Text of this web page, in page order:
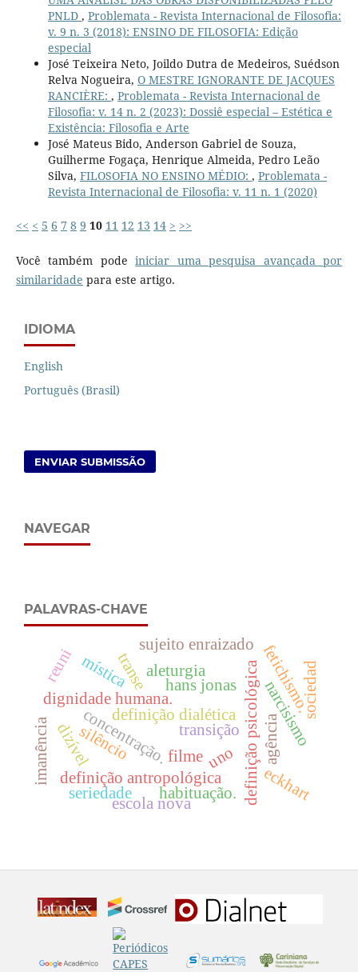
PNLD , Problemata - Revista Internacional de Filosofia:
v. 9 n. 3 (2018): ENSINO DE FILOSOFIA: Edição
especial
José Teixeira Neto, Joildo Dutra de Medeiros, Suédson
Relva Nogueira, O MESTRE IGNORANTE DE JACQUES
RANCIÈRE: , Problemata - Revista Internacional de
Filosofia: v. 14 n. 2 (2023): Dossiê especial – Estética e
Existência: Filosofia e Arte
José Mateus Bido, Anderson Gabriel de Souza,
Guilherme Fogaça, Henrique Almeida, Pedro Leão
Silva, FILOSOFIA NO ENSINO MÉDIO: , Problemata -
Revista Internacional de Filosofia: v. 11 n. 1 (2020)
<< < 5 6 7 8 9 10 11 12 13 14 > >>
Você também podeiniciar uma pesquisa avançada por
similaridade para este artigo.
IDIOMA
English
Português (Brasil)
ENVIAR SUBMISSÃO
NAVEGAR
PALAVRAS-CHAVE
hans jonas
dignidade humana. definição psicológica
definição dialética
definição antropológica
concentração.
transe
filme
sujeito enraizado
agência
fetichismo.
uno
silêncio
mística
eckhart
dizível transição
imanência
narcisismo
seriedade
aleturgia
habituação.
sociedad
reuni
escola nova